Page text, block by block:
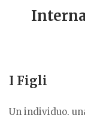
I Figli
Un individuo,